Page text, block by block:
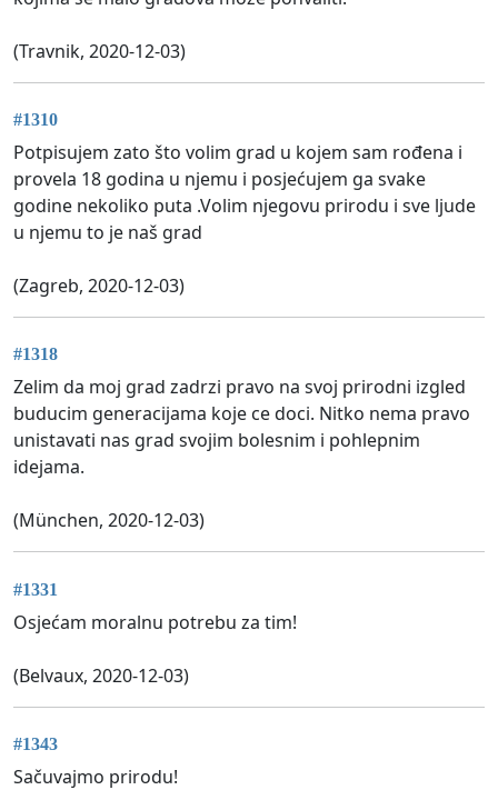
(Travnik, 2020-12-03)
#1310
Potpisujem zato što volim grad u kojem sam rođena i
provela 18 godina u njemu i posjećujem ga svake
godine nekoliko puta .Volim njegovu prirodu i sve ljude
u njemu to je naš grad
(Zagreb, 2020-12-03)
#1318
Zelim da moj grad zadrzi pravo na svoj prirodni izgled
buducim generacijama koje ce doci. Nitko nema pravo
unistavati nas grad svojim bolesnim i pohlepnim
idejama.
(München, 2020-12-03)
#1331
Osjećam moralnu potrebu za tim!
(Belvaux, 2020-12-03)
#1343
Sačuvajmo prirodu!